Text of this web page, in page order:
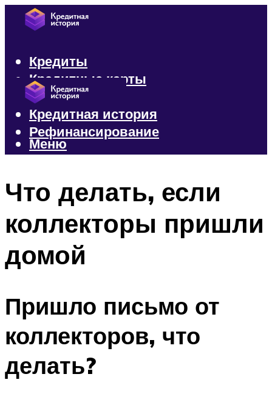
Кредиты
Кредитные карты
Микрозаймы
Кредитная история
Рефинансирование
Меню
Что делать, если
коллекторы пришли
домой
Пришло письмо от
коллекторов, что
делать?